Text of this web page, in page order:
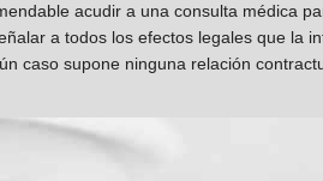
acudir a una consulta médica
a todos los efectos legales que la
caso supone ninguna relación